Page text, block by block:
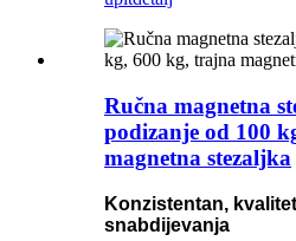
Ručna magnetna
podizanje od 100
magnetna stezaljka
Konzistentan,
snabdijevanja